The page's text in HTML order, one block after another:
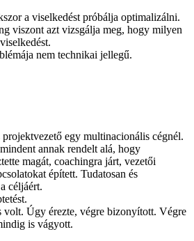
a viselkedést próbálja optimalizálni.
viszont azt vizsgálja meg, hogy milyen
nem technikai jellegű.
egy multinacionális cégnél.
annak rendelt alá, hogy
magát, coachingra járt, vezetői
épített. Tudatosan és
céljáért.
volt. Úgy érezte, végre bizonyított. Végre
is vágyott.